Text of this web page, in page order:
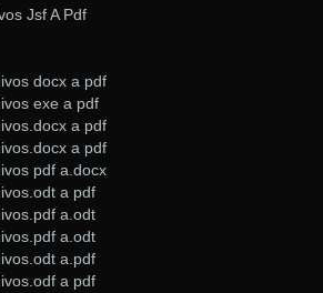
Jsf A Pdf
docx a pdf
exe a pdf
a pdf
a pdf
pdf a.docx
a pdf
a.odt
a.odt
a.pdf
a pdf